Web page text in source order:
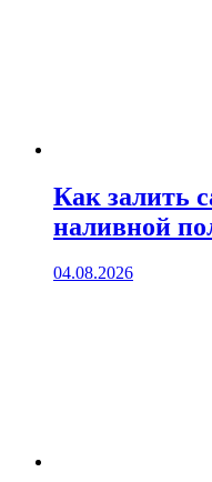
Как залить
наливной
04.08.2026